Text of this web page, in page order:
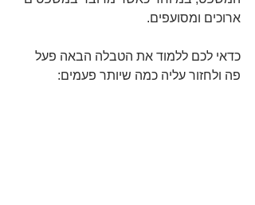
ארוכים ומסועפים.
כדאי לכם ללמוד את הטבלה הבאה פעל
פה ולחזור עליה כמה שיותר פעמים: